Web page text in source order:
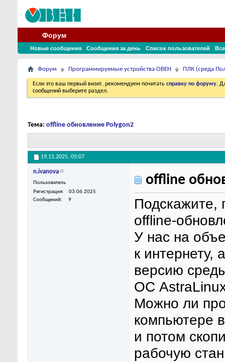
Форум
Новые сообщения Сообщения за день Список пользователей
Форум Программируемые устройства ОВЕН ПЛК (среда
Если это ваш первый визит, рекомендуем почитать справку по форуму.
сообщений выберите раздел.
Тема: offline обновление Polygon2
19.11.2025, 05:07
n.ivanova
Пользователь
Регистрация
03.06.2025
Сообщений
9
offline
Подскажите,
offline-
У нас на
к интернету,
версию
ОС
Можно ли
компьютере
и потом
рабочую